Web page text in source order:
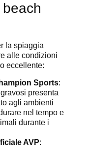
la spiaggia
alle condizioni
eccellente:
Sports:
presenta
agli ambienti
nel tempo e
durante i
AVP: